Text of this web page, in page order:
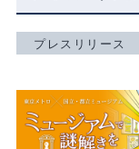
プレスリリース